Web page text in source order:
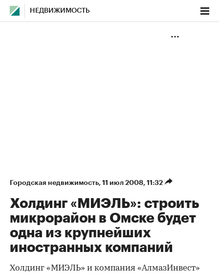
НЕДВИЖИМОСТЬ
Городская недвижимость⁠, 11 июл 2008, 11:32
Холдинг «МИЭЛЬ»: строить
микрорайон в Омске будет
одна из крупнейших
иностранных компаний
Холдинг «МИЭЛЬ» и компания «АлмазИнвест»